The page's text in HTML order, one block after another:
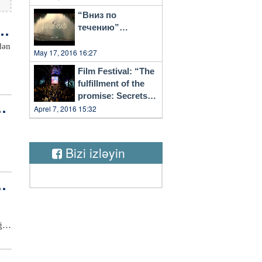
“Вниз по
течению”…
May 17, 2016 16:27
Film Festival: “The
fulfillment of the
promise: Secrets
of Vilnius”
Aprel 7, 2016 15:32
Bizi izləyin